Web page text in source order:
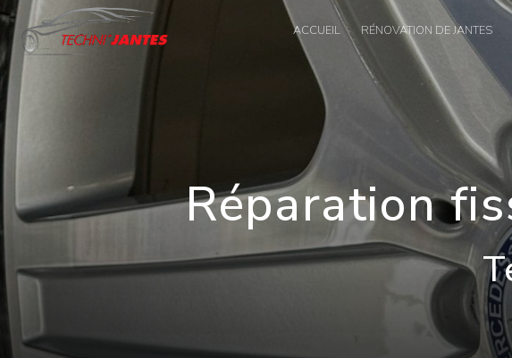
ACCUEIL RÉNOVATION DE JANTES
Réparation
Panneau de gestion des cookies